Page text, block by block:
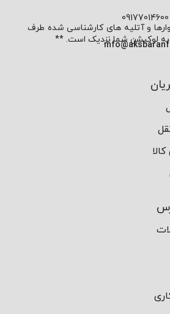
و آتلیه های کارشناسی شده طرف
به لوکیشن شما نزدیک است. **